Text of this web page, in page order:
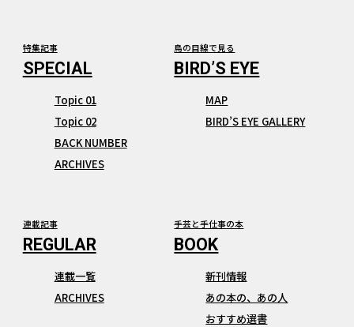
特集記事
Topic 01
Topic 02
BACK NUMBER
ARCHIVES
鳥の目線で見る
MAP
BIRD’S EYE GALLERY
連載記事
連載一覧
ARCHIVES
手芸と手仕事の本
新刊情報
あの本の、あの人
おすすめ選書